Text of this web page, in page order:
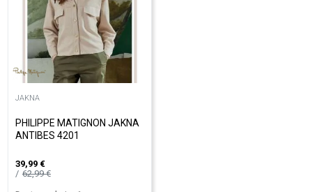
JAKNA
PHILIPPE MATIGNON JAKNA
ANTIBES 4201
39,99 €
62,99€